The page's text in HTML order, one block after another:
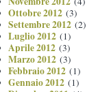
Ottobre 2012 (3)
Settembre 2012 (2)
Luglio 2012 (1)
Aprile 2012 (3)
Marzo 2012 (3)
Febbraio 2012 (1)
Gennaio 2012 (1)